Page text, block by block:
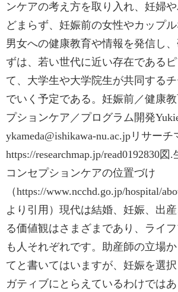
ンケアの考え方を取り入れ、妊婦
どまらず、妊娠前の女性やカップ
男女への健康教育や情報を発信し
ずは、若い世代に近い存在である
て、大学生や大学院生が共同する
でいく予定である。妊娠前／健康
プションケア／プログラム開発
ykameda@ishikawa-nu.ac.jpリサーチ
https://researchmap.jp/read0192830
コンセプションケアの位置づけ
（https://www.ncchd.go.jp/hospital/
より引用）現代は結婚、妊娠、出
る価値観はさまざまであり、ライ
も人それぞれです。助産師の立場
てと書いてはいますが、妊娠を選
ガティブにとらえているわけでは